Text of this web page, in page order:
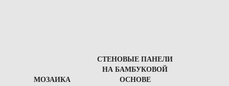
МОЗАИКА
СТЕНОВЫЕ ПАНЕЛИ
НА БАМБУКОВОЙ
ОСНОВЕ